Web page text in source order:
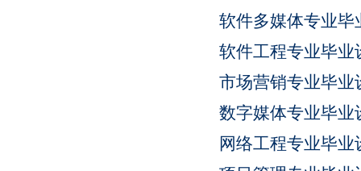
软件多媒体专业毕
软件工程专业毕业
市场营销专业毕业
数字媒体专业毕业
网络工程专业毕